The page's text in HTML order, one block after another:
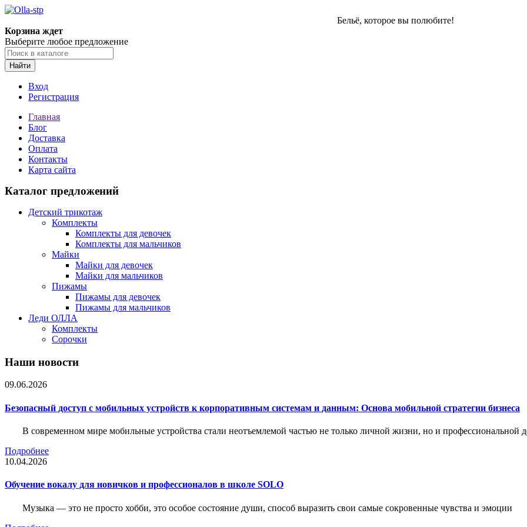
Бельё, которое вы полюбите!
Корзина ждет
Выберите любое предложение
Найти
Вход
Регистрация
Главная
Блог
Доставка
Оплата
Контакты
Карта сайта
Каталог предложений
Детский трикотаж
Комплекты
Комплекты для девочек
Комплекты для мальчиков
Майки
Майки для девочек
Майки для мальчиков
Пижамы
Пижамы для девочек
Пижамы для мальчиков
Леди ОЛЛА
Комплекты
Сорочки
Наши новости
09.06.2026
Безопасный доступ с мобильных устройств к корпоративным системам и данным: Основа мобильной стратегии бизнеса
В современном мире мобильные устройства стали неотъемлемой частью не только личной жизни, но и профессиональной
Подробнее
10.04.2026
Обучение вокалу для новичков и профессионалов в школе SOLO
Музыка — это не просто хобби, это особое состояние души, способ выразить свои самые сокровенные чувства и эмоции